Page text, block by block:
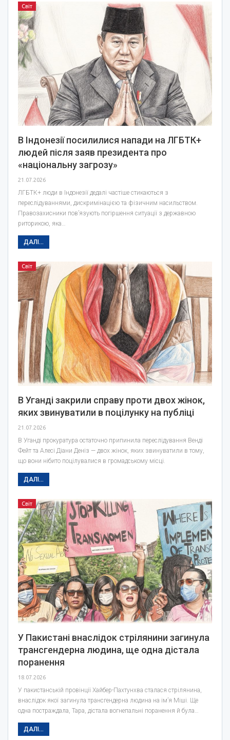
Світ
В Індонезії посилилися напади на ЛГБТК+
людей після заяв президента про
«національну загрозу»
21.07.2026
ЛГБТК+ люди в Індонезії дедалі частіше стикаються з
переслідуваннями, дискримінацією та фізичним насильством.
Правозахисники пов’язують погіршення ситуації з державною
риторикою, яка…
ДАЛІ...
Світ
В Уганді закрили справу проти двох жінок,
яких звинуватили в поцілунку на публіці
21.07.2026
В Уганді прокуратура остаточно припинила переслідування Венді
Фейт та Алесі Діани Деніз — двох жінок, яких звинуватили в тому,
що вони нібито поцілувалися в громадському місці.
ДАЛІ...
Світ
У Пакистані внаслідок стрілянини загинула
трансгендерна людина, ще одна дістала
поранення
18.07.2026
У пакистанській провінції Хайбер-Пахтунхва сталася стрілянина,
внаслідок якої загинула трансгендерна людина на ім’я Міші. Ще
одна постраждала, Тара, дістала вогнепальні поранення й була…
ДАЛІ...